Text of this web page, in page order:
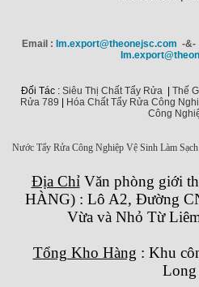
Email : Im.export@theonejsc.com -&-
Đối Tác : Siêu Thị Chất Tẩy Rửa| Thế
Rửa 789
Hóa Chất Tẩy Rửa Công
Công
Nước Tẩy Rửa Công Nghiệp Vệ Sinh Làm Sạch
Địa ChỉVăn phòng giới
HÀNG) : Lô A2, Đường
Vừa và Nhỏ Từ
Tổng Kho Hàng : Khu
Long